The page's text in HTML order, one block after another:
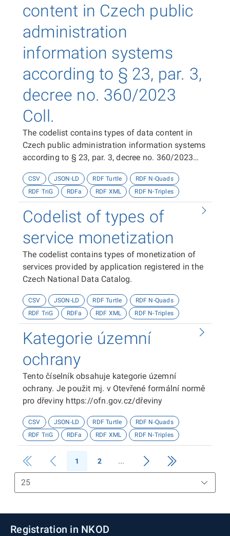
content in Czech public
administration
information systems
according to § 23, par. 3,
decree no. 360/2023
Coll.
The codelist contains types of data content in
Czech public administration information systems
according to § 23, par. 3, decree no. 360/2023
CSV JSON-LD RDF Turtle
RDF N-Quads
RDF TriG
RDFa RDF XML RDF N-Triples
Codelist of types of
service monetization
The codelist contains types of monetization of
services provided by application registered in the
Czech National Data Catalog.
CSV JSON-LD RDF Turtle
RDF N-Quads
RDF TriG
RDFa RDF XML RDF N-Triples
Kategorie územní
ochrany
Tento číselník obsahuje kategorie územní
ochrany. Je použit mj. v Otevřené formální normě
pro dřeviny https://ofn.gov.cz/dřeviny
CSV JSON-LD RDF Turtle
RDF N-Quads
RDF TriG
RDFa RDF XML RDF N-Triples
1 2
Registration in NKOD